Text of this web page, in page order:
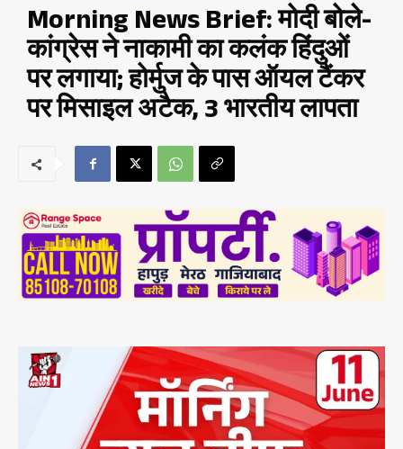
Morning News Brief: मोदी बोले-
कांग्रेस ने नाकामी का कलंक हिंदुओं
पर लगाया; होर्मुज के पास ऑयल टैंकर
पर मिसाइल अटैक, 3 भारतीय लापता